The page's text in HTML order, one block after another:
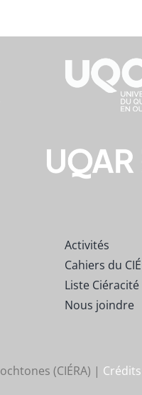
Activités
Cahiers du
Liste Ciéracité
Nous joindre
(CIÉRA) |